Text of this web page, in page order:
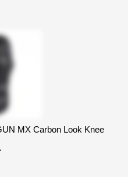
MX Carbon Look Knee